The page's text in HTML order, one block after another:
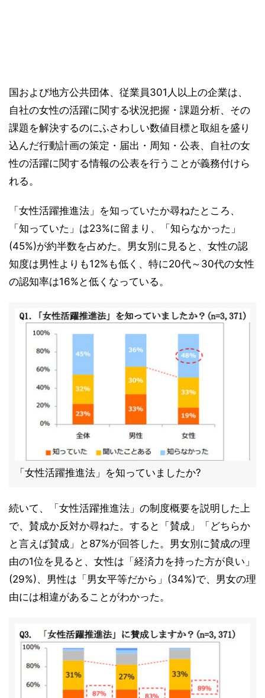
国および地方公共団体、従業員301人以上の企業は、
自社の女性の活躍に関する状況把握・課題分析、その
課題を解決するのにふさわしい数値目標と取組を盛り
込んだ行動計画の策定・届出・周知・公表、自社の女
性の活躍に関する情報の公表を行うことが義務付けら
れる。
「女性活躍推進法」を知っていたか尋ねたところ、
「知っていた」は23%に留まり、「知らなかった」
(45%)が約半数を占めた。男女別に見ると、女性の認
知度は男性よりも12%も低く、特に20代～30代の女性
の認知率は16%と低くなっている。
「女性活躍推進法」を知っていましたか?
続いて、「女性活躍推進法」の制度概要を説明した上
で、賛成か反対か尋ねた。すると「賛成」「どちらか
と言えば賛成」と87%が回答した。男女別に賛成の理
由の1位を見ると、女性は「経済力を持った方が良い」
(29%)、男性は「男女平等だから」(34%)で、男女の理
由には相違があることがわかった。